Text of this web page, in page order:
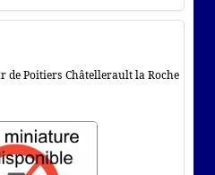
de Poitiers Châtellerault la Roche